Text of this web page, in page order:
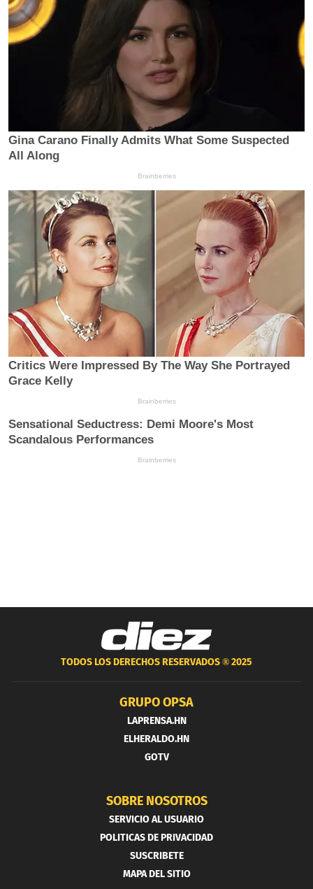
TODOS LOS DERECHOS RESERVADOS ®2025
GRUPO OPSA
LAPRENSA.HN
ELHERALDO.HN
GOTV
SOBRE NOSOTROS
SERVICIO AL USUARIO
POLITICAS DE PRIVACIDAD
SUSCRIBETE
MAPA DEL SITIO